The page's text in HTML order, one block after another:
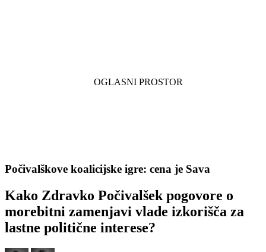
Počivalškove koalicijske igre: cena je Sava
Kako Zdravko Počivalšek pogovore o
morebitni zamenjavi vlade izkorišča za
lastne politične interese?